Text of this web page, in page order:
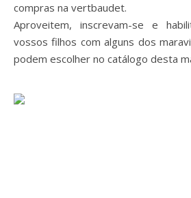
compras na vertbaudet.
Aproveitem, inscrevam-se e
vossos filhos com alguns dos
podem escolher no catálogo desta